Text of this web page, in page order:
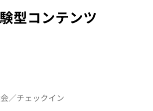
型コンテンツ
／チェックイン